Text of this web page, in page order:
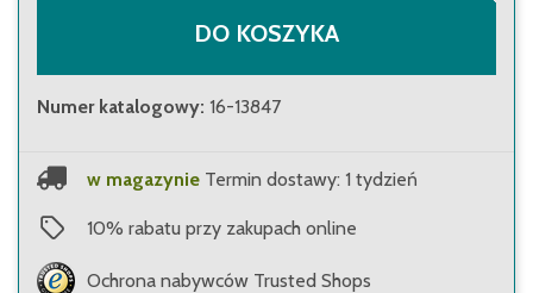
DO KOSZYKA
Numer katalogowy: 16-13847
w magazynie Termin dostawy: 1 tydzień
10% rabatu przy zakupach online
Ochrona nabywców Trusted Shops